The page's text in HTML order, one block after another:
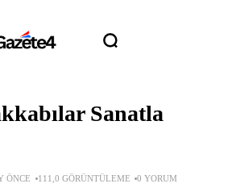
Sanatla
3 AY ÖNCE 111,0 GÖRÜNTÜLEME 0 YORUM